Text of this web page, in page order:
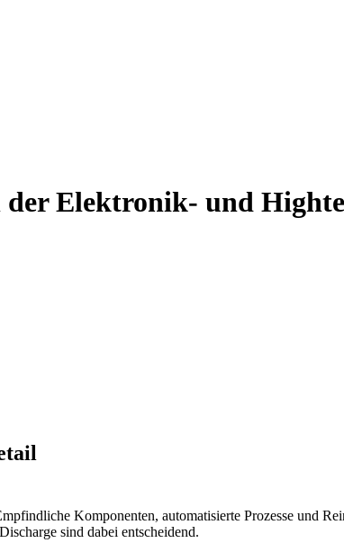
Elektronik- und
Komponenten, automatisierte Prozesse und
sind dabei entscheidend.